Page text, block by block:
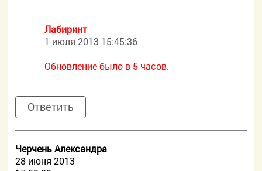
Лабиринт
1 июля 2013 15:45:36
Обновление было в 5 часов.
Ответить
Черчень Александра
28 июня 2013